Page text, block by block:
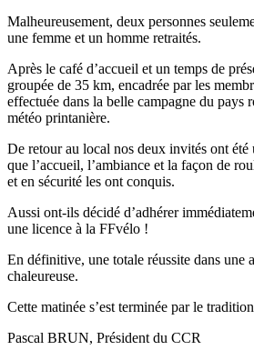
Malheureusement, deux personnes
une femme et un homme retraités.
Après le café d’accueil et un temps de
groupée de 35 km, encadrée par les
effectuée dans la belle campagne du pays
météo printanière.
De retour au local nos deux invités ont été
que l’accueil, l’ambiance et la façon de
et en sécurité les ont conquis.
Aussi ont-ils décidé d’adhérer
une licence à la FFvélo !
En définitive, une totale réussite dans une
chaleureuse.
Cette matinée s’est terminée par le
Pascal BRUN, Président du CCR